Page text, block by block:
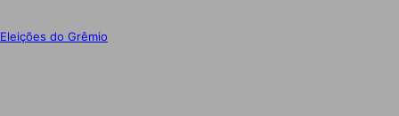
Eleições do Grêmio